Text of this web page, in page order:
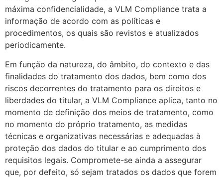
máxima confidencialidade, a VLM Compliance trata a
informação de acordo com as políticas e
procedimentos, os quais são revistos e atualizados
periodicamente.
Em função da natureza, do âmbito, do contexto e das
finalidades do tratamento dos dados, bem como dos
riscos decorrentes do tratamento para os direitos e
liberdades do titular, a VLM Compliance aplica, tanto no
momento de definição dos meios de tratamento, como
no momento do próprio tratamento, as medidas
técnicas e organizativas necessárias e adequadas à
proteção dos dados do titular e ao cumprimento dos
requisitos legais. Compromete-se ainda a assegurar
que, por defeito, só sejam tratados os dados que forem